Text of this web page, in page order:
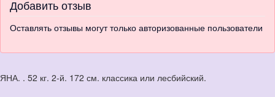
Добавить отзыв
Оставлять отзывы могут только авторизованные пользователи
ЯНА. . 52 кг. 2-й. 172 см. классика или лесбийский.